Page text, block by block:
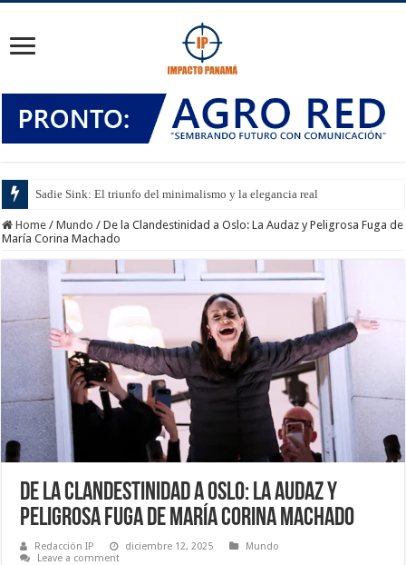
Sadie Sink: El triunfo del minimalismo y la elegancia real
Home / Mundo / De la Clandestinidad a Oslo: La Audaz y Peligrosa Fuga de
María Corina Machado
De la Clandestinidad a Oslo: La Audaz y
Peligrosa Fuga de María Corina Machado
Redacción IP diciembre 12, 2025
Mundo
Leave a comment